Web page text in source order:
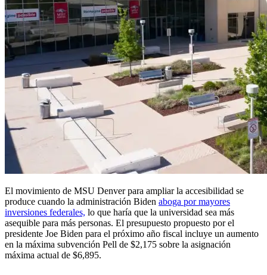
El movimiento de MSU Denver para ampliar la accesibilidad se
produce cuando la administración Biden aboga por mayores
inversiones federales, lo que haría que la universidad sea más
asequible para más personas. El presupuesto propuesto por el
presidente Joe Biden para el próximo año fiscal incluye un aumento
en la máxima subvención Pell de $2,175 sobre la asignación
máxima actual de $6,895.